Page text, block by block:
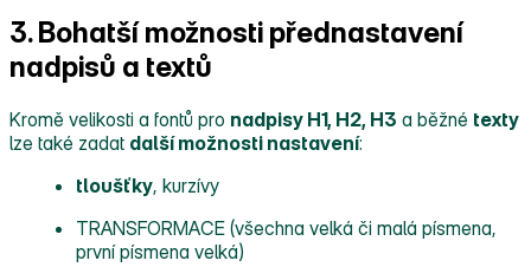
3. Bohatší možnosti přednastavení
nadpisů a textů
Kromě velikosti a fontů pro nadpisy H1, H2, H3 a běžné texty
lze také zadat další možnosti nastavení:
tloušťky, kurzívy
TRANSFORMACE (všechna velká či malá písmena,
první písmena velká)